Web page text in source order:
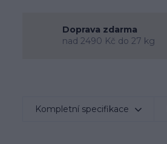
Doprava zdarma
nad 2490 Kč do 27 kg
Kompletní specifikace